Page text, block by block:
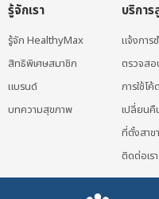
รู้จักเรา
รู้จัก HealthyMax
สิทธิพิเศษสมาชิก
แบรนด์
บทความสุขภาพ
บริการ
แจ้งการช
ตรวจส
การใช้โ
เปลี่ยนคื
ที่ตั้งสาขา
ติดต่อเรา